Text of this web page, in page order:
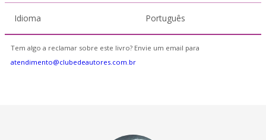
Idioma Português
Tem algo a reclamar sobre este livro? Envie um email para
atendimento@clubedeautores.com.br